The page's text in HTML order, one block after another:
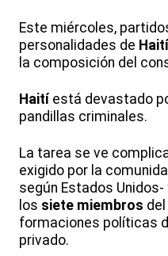
Este miércoles,
personalidades de Haití
la composición del
Haitíestá devastado
pandillas criminales.
La tarea se ve
exigido por la
según Estados
los siete miembros
formaciones políticas
privado.